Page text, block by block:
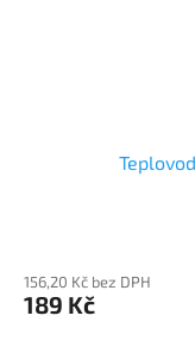
156,20 Kč bez DPH
189 Kč